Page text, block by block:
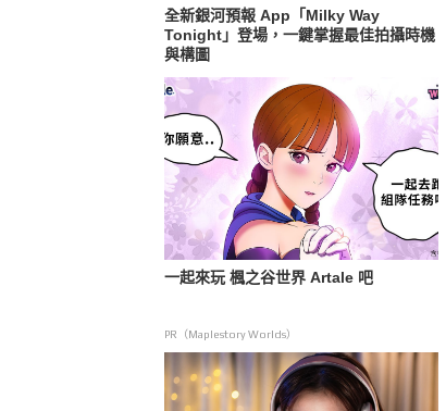
全新銀河預報 App「Milky Way
Tonight」登場，一鍵掌握最佳拍攝時機
與構圖
一起來玩 楓之谷世界 Artale 吧
PR（Maplestory Worlds）